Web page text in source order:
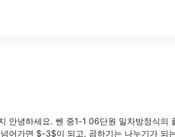
안녕하세요. 쎈 중1-1 06단원 일차방정식의
어가면 $-3$이 되고, 곱하기는 나누기가 되